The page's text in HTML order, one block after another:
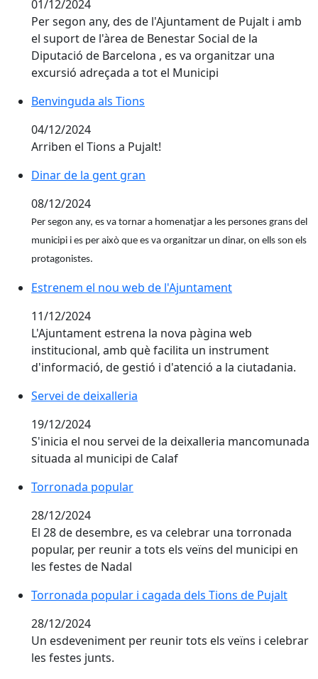
01/12/2024
Per segon any, des de l'Ajuntament de Pujalt i amb
el suport de l'àrea de Benestar Social de la
Diputació de Barcelona , es va organitzar una
excursió adreçada a tot el Municipi
Benvinguda als Tions
Benvinguda als Tions
04/12/2024
Arriben el Tions a Pujalt!
Dinar de la gent gran
Dinar de la gent gran
08/12/2024
Per segon any, es va tornar a homenatjar a les persones grans del
municipi i es per això que es va organitzar un dinar, on ells son els
protagonistes.
Estrenem el nou web de l'Ajuntament
Estrenem el nou web de l'Ajuntament
11/12/2024
L'Ajuntament estrena la nova pàgina web
institucional, amb què facilita un instrument
d'informació, de gestió i d'atenció a la ciutadania.
Servei de deixalleria
Servei de deixalleria
19/12/2024
S'inicia el nou servei de la deixalleria mancomunada
situada al municipi de Calaf
Torronada popular
Torronada popular
28/12/2024
El 28 de desembre, es va celebrar una torronada
popular, per reunir a tots els veïns del municipi en
les festes de Nadal
Torronada popular i cagada dels Tions de Pujalt
Torronada popular i cagada dels Tions de Pujalt
28/12/2024
Un esdeveniment per reunir tots els veïns i celebrar
les festes junts.